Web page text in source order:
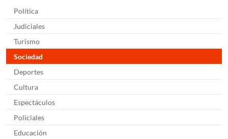
Política
Judiciales
Turismo
Sociedad
Deportes
Cultura
Espectáculos
Policiales
Educación